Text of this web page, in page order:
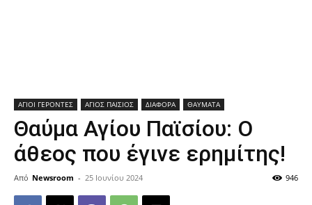
ΑΓΙΟΙ ΓΕΡΟΝΤΕΣ ΑΓΙΟΣ ΠΑΙΣΙΟΣ ΔΙΑΦΟΡΑ ΘΑΥΜΑΤΑ
Θαύμα Αγίου Παϊσίου: Ο
άθεος που έγινε ερημίτης!
Από Newsroom - 25 Ιουνίου 2024 946